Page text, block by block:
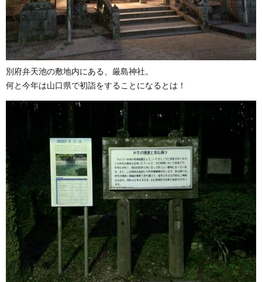
別府弁天池の敷地内にある、厳島神社。
何と今年は山口県で初詣をすることになるとは！